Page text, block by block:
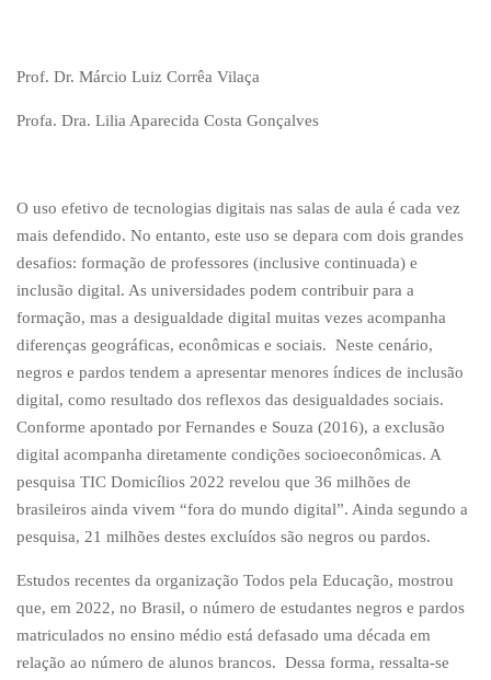
Prof. Dr. Márcio Luiz Corrêa Vilaça
Profa. Dra. Lilia Aparecida Costa Gonçalves
O uso efetivo de tecnologias digitais nas salas de aula é cada vez
mais defendido. No entanto, este uso se depara com dois grandes
desafios: formação de professores (inclusive continuada) e
inclusão digital. As universidades podem contribuir para a
formação, mas a desigualdade digital muitas vezes acompanha
diferenças geográficas, econômicas e sociais. Neste cenário,
negros e pardos tendem a apresentar menores índices de inclusão
digital, como resultado dos reflexos das desigualdades sociais.
Conforme apontado por Fernandes e Souza (2016), a exclusão
digital acompanha diretamente condições socioeconômicas. A
pesquisa TIC Domicílios 2022 revelou que 36 milhões de
brasileiros ainda vivem “fora do mundo digital”. Ainda segundo a
pesquisa, 21 milhões destes excluídos são negros ou pardos.
Estudos recentes da organização Todos pela Educação, mostrou
que, em 2022, no Brasil, o número de estudantes negros e pardos
matriculados no ensino médio está defasado uma década em
relação ao número de alunos brancos. Dessa forma, ressalta-se